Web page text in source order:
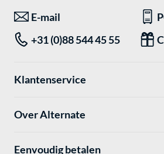
E-mail
+31 (0)88 544 45 55
Klantenservice
Over Alternate
Eenvoudig betalen